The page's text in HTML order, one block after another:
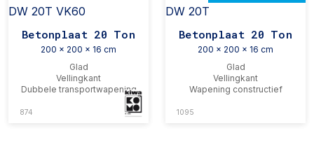
Betonplaat 20 Ton
200 x 200 x 16 cm
Glad
Vellingkant
Dubbele transportwapening
874
Betonplaat 20 Ton
200 x 200 x 16 cm
Glad
Vellingkant
Wapening constructief
1095